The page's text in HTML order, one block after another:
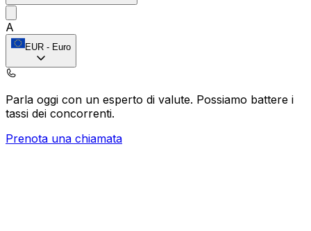
A
EUR - Euro
Parla oggi con un esperto di valute. Possiamo battere i
tassi dei concorrenti.
Prenota una chiamata